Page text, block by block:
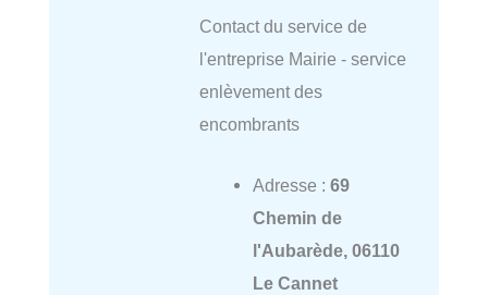
Contact du service de
l'entreprise Mairie - service
enlèvement des
encombrants
Adresse : 69
Chemin de
l'Aubarède, 06110
Le Cannet